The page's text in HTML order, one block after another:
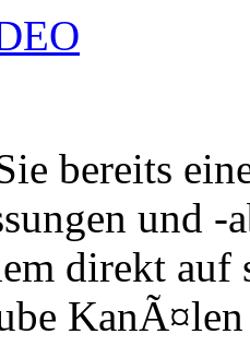
bereits
und -
direkt auf